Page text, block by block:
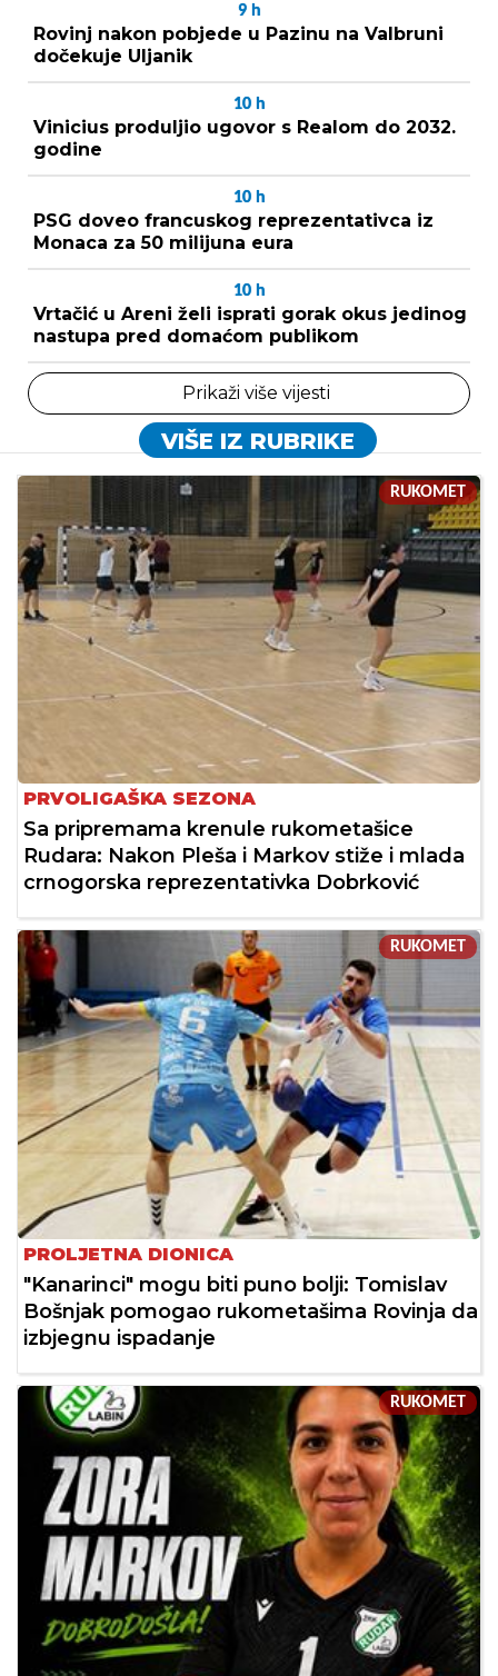
9 h
Rovinj nakon pobjede u Pazinu na Valbruni
dočekuje Uljanik
10 h
Vinicius produljio ugovor s Realom do 2032.
godine
10 h
PSG doveo francuskog reprezentativca iz
Monaca za 50 milijuna eura
10 h
Vrtačić u Areni želi isprati gorak okus jedinog
nastupa pred domaćom publikom
Prikaži više vijesti
VIŠE IZ RUBRIKE
RUKOMET
PRVOLIGAŠKA SEZONA
Sa pripremama krenule rukometašice
Rudara: Nakon Pleša i Markov stiže i mlada
crnogorska reprezentativka Dobrković
RUKOMET
PROLJETNA DIONICA
"Kanarinci" mogu biti puno bolji: Tomislav
Bošnjak pomogao rukometašima Rovinja da
izbjegnu ispadanje
RUKOMET